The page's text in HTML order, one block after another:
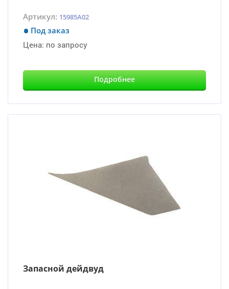
Артикул: 15985A02
Под заказ
Цена: по запросу
Подробнее
Запасной дейдвуд